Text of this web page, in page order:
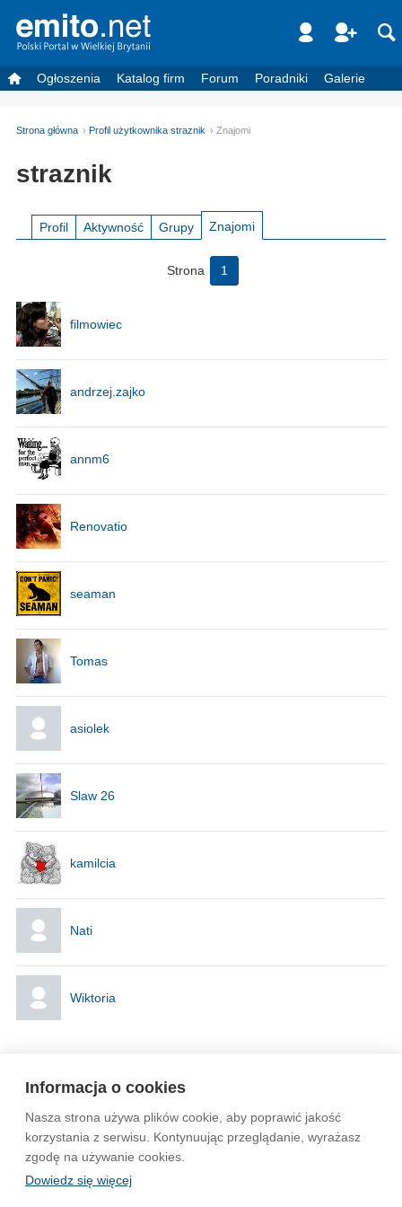
Informacja o cookies
Nasza strona używa plików cookie, aby poprawić jakość
korzystania z serwisu. Kontynuując przeglądanie, wyrażasz
zgodę na używanie cookies.
Dowiedz się więcej
Ogłoszenia Katalog firm Forum Poradniki Galerie
Strona główna Profil użytkownika straznik Znajomi
straznik
Profil Aktywność Grupy Znajomi
Strona 1
filmowiec
andrzej.zajko
annm6
Renovatio
seaman
Tomas
asiolek
Slaw 26
kamilcia
Nati
Wiktoria
Wytyczne dla społeczności Regulamin Prywatność
Reklama Kontakt